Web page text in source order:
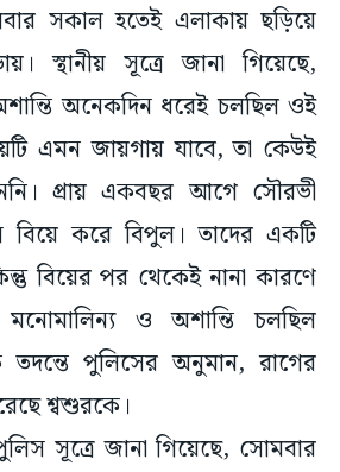
সকাল হতেই এলাকায় ছড়িয়ে
স্থানীয় সূত্রে জানা গিয়েছে,
অনেকদিন ধরেই চলছিল ওই
এমন জায়গায় যাবে, তা কেউই
প্রায় একবছর আগে সৌরভী
বিয়ে করে বিপুল। তাদের একটি
বিয়ের পর থেকেই নানা কারণে
মনোমালিন্য ও অশান্তি চলছিল
তদন্তে পুলিসের অনুমান, রাগের
শ্বশুরকে।
সূত্রে জানা গিয়েছে, সোমবার